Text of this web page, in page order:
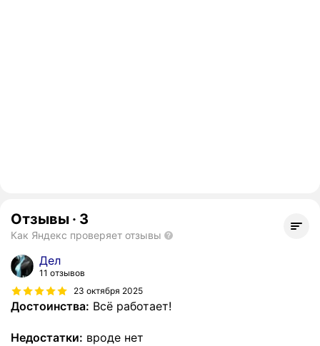
Отзывы · 3
Как Яндекс проверяет отзывы
Дел
11 отзывов
23 октября 2025
Достоинства: Всё работает!
Недостатки: вроде нет